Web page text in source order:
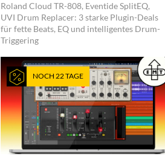
Roland Cloud TR-808, Eventide SplitEQ,
UVI Drum Replacer: 3 starke Plugin-Deals
für fette Beats, EQ und intelligentes Drum-
Triggering
NOCH 22 TAGE